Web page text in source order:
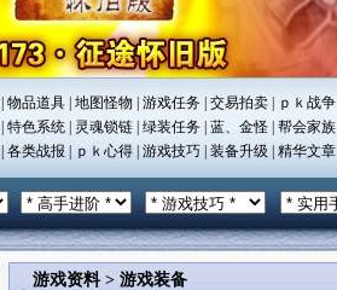
物品道具| 地图怪物 游戏任务| 交易拍卖|
ｐｋ战争
特色系统| 灵魂锁链| 绿装任务| 蓝、金怪| 帮会家族
各类战报 ｐｋ心得| 游戏技巧| 装备升级 精华文章
游戏资料> 游戏装备